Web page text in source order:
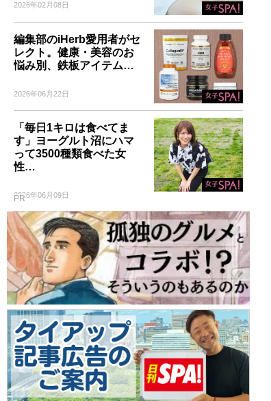
2026年02月08日
編集部のiHerb愛用者がセ
レクト。健康・美容のお
悩み別、鉄板アイテム…
2026年06月22日
「毎日1キロは食べてま
す」ヨーグルト沼にハマ
って3500種類食べた女
性…
2026年06月09日
PR